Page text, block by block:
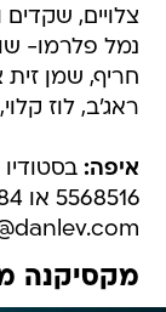
צלויים, שקדים
נמל פלרמו-
חריף, שמן זית
ראג'ב, לוז
איפה:
מקסיקנה